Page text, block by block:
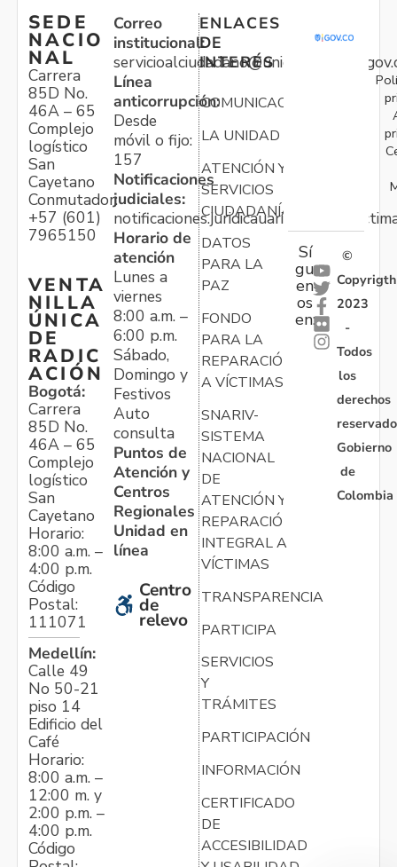
SEDE
NACIO
NAL
Carrera
85D No.
46A – 65
Complejo
logístico
San
Cayetano
Conmutador:
+57 (601)
7965150
VENTA
NILLA
ÚNICA
DE
RADIC
ACIÓN
Bogotá:
Carrera
85D No.
46A – 65
Complejo
logístico
San
Cayetano
Horario:
8:00 a.m. –
4:00 p.m.
Código
Postal:
111071
Medellín:
Calle 49
No 50-21
piso 14
Edificio del
Café
Horario:
8:00 a.m. –
12:00 m. y
2:00 p.m. –
4:00 p.m.
Código
Correo
institucional:
Línea
anticorrupción:
Desde
móvil o fijo:
157
Notificaciones
judiciales:
Horario de
atención
Lunes a
viernes
8:00 a.m. –
6:00 p.m.
Sábado,
Domingo y
Festivos
Auto
consulta
Puntos de
Atención y
Centros
Regionales
Unidad en
línea
Centro
de
relevo
ENLACES
DE
INTERÉS
COMUNICACIONES
LA UNIDAD
ATENCIÓN Y
SERVICIOS
CIUDADANÍA
DATOS
PARA LA
PAZ
FONDO
PARA LA
REPARACIÓN
A VÍCTIMAS
SNARIV-
SISTEMA
NACIONAL
DE
ATENCIÓN Y
REPARACIÓN
INTEGRAL A
VÍCTIMAS
TRANSPARENCIA
PARTICIPA
SERVICIOS
Y
TRÁMITES
PARTICIPACIÓN
INFORMACIÓN
CERTIFICADO
DE
ACCESIBILIDAD
Sí
gu
en
os
en:
©
Copyrigth
2023
-
Todos
los
derechos
Gobierno
de
Colombia